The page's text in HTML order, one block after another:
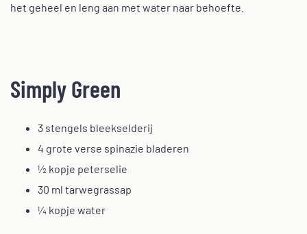
het geheel en leng aan met water naar behoefte.
Simply Green
3 stengels bleekselderij
4 grote verse spinazie bladeren
½ kopje peterselie
30 ml tarwegrassap
¼ kopje water